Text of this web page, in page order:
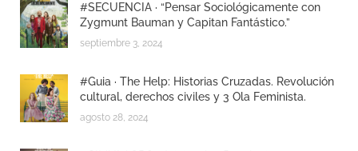
#SECUENCIA · “Pensar Sociológicamente con
Zygmunt Bauman y Capitan Fantástico.”
septiembre 3, 2024
#Guia · The Help: Historias Cruzadas. Revolución
cultural, derechos civiles y 3 Ola Feminista.
agosto 28, 2024